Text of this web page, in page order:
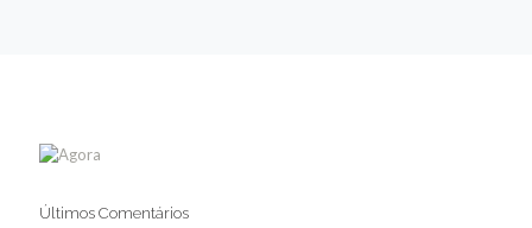
Últimos Comentários